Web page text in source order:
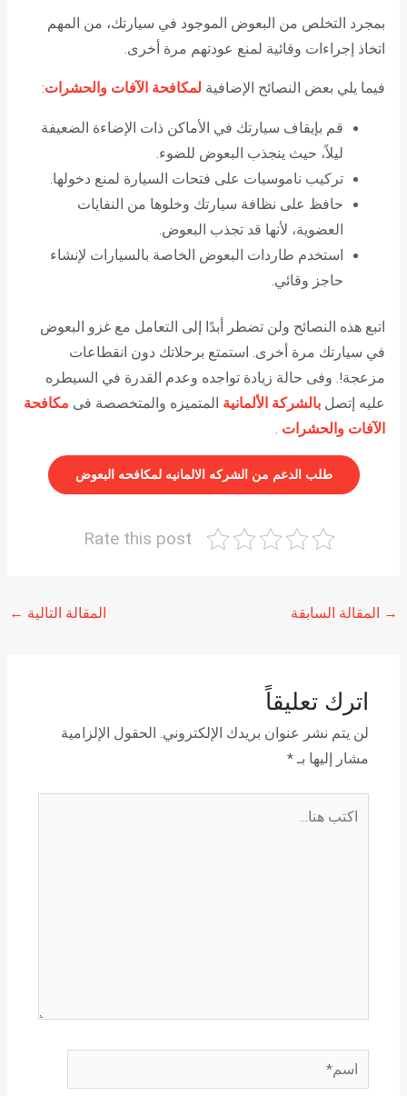
بمجرد التخلص من البعوض الموجود في سيارتك، من المهم
اتخاذ إجراءات وقائية لمنع عودتهم مرة أخرى.
فيما يلي بعض النصائح الإضافية لمكافحة الآفات والحشرات:
قم بإيقاف سيارتك في الأماكن ذات الإضاءة الضعيفة
ليلاً، حيث ينجذب البعوض للضوء.
تركيب ناموسيات على فتحات السيارة لمنع دخولها.
حافظ على نظافة سيارتك وخلوها من النفايات
العضوية، لأنها قد تجذب البعوض.
استخدم طاردات البعوض الخاصة بالسيارات لإنشاء
حاجز وقائي.
اتبع هذه النصائح ولن تضطر أبدًا إلى التعامل مع غزو البعوض
في سيارتك مرة أخرى. استمتع برحلاتك دون انقطاعات
مزعجة!. وفى حالة زيادة تواجده وعدم القدرة في السيطره
عليه إتصل بالشركة الألمانية المتميزه والمتخصصة فى مكافحة
الآفات والحشرات .
طلب الدعم من الشركه الالمانيه لمكافحه البعوض
Rate this post
→ المقالة السابقة المقالة التالية ←
اترك تعليقاً
لن يتم نشر عنوان بريدك الإلكتروني. الحقول الإلزامية
مشار إليها بـ*
اسم*